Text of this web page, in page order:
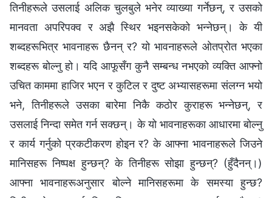
तिनीहरूले उसलाई अलिक चुलबुले भनेर व्याख्या गर्नेछन्, र उसको
मानवता अपरिपक्व र अझै स्थिर भइनसकेको भन्‍नेछन्। के यी
शब्दहरूभित्र भावनाहरू छैनन् र? यो भावनाहरूले ओतप्रोत भएका
शब्दहरू बोल्नु हो। यदि आफूसँग कुनै सम्बन्ध नभएको व्यक्ति आफ्नो
उचित काममा हाजिर भएन र कुटिल र दुष्ट अभ्यासहरूमा संलग्न भयो
भने, तिनीहरूले उसका बारेमा निकै कठोर कुराहरू भन्‍नेछन्, र
उसलाई निन्दा समेत गर्न सक्छन्। के यो भावनाहरूका आधारमा बोल्नु
र कार्य गर्नुको प्रकटीकरण होइन र? के आफ्ना भावनाहरूले जिउने
मानिसहरू निष्पक्ष हुन्छन्? के तिनीहरू सोझा हुन्छन्? (हुँदैनन्।)
आफ्ना भावनाहरूअनुसार बोल्ने मानिसहरूमा के समस्या हुन्छ?